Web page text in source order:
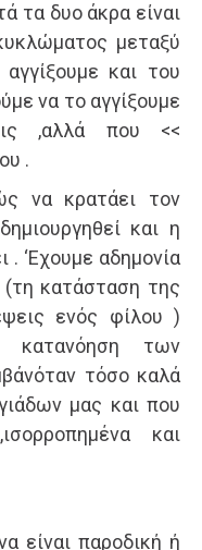
τα δυο άκρα είναι
μεταξύ
και του
να το αγγίξουμε
,αλλά που <<
.
να κρατάει τον
και η
. ‘Εχουμε αδημονία
(τη κατάσταση της
ενός φίλου )
κατανόηση των
τόσο καλά
μας και που
και
είναι παροδική ή